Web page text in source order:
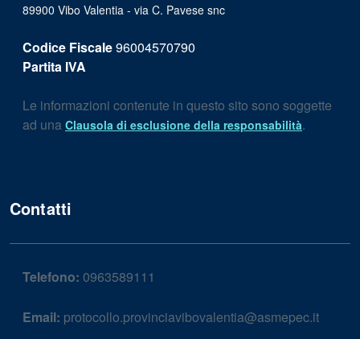
89900 Vibo Valentia - via C. Pavese snc
Codice Fiscale96004570790
Partita IVA
Le informazioni contenute in questo sito sono soggette
ad una Clausola di esclusione della responsabilità.
Contatti
Telefono: 0963589111
Email: protocollo.provinciavibovalentia@asmepec.it